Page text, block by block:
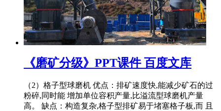
《磨矿分级》PPT课件 百度文库
（2）格子型球磨机 优点：排矿速度快,能减少矿石的过
粉碎,同时能 增加单位容积产量,比溢流型球磨机产量
高。 缺点：构造复杂,格子型排矿易于堵塞格子板,而 且